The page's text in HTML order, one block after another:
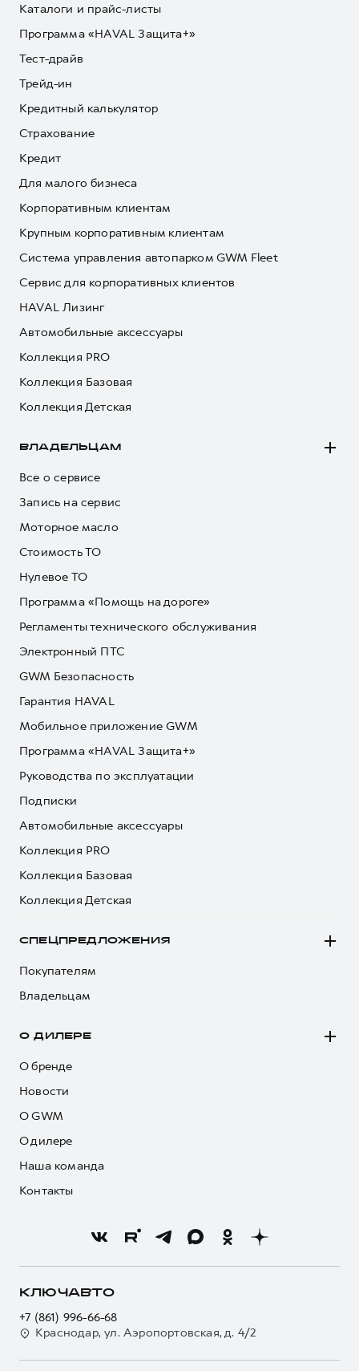
Каталоги и прайс-листы
Программа «HAVAL Защита+»
Тест-драйв
Трейд-ин
Кредитный калькулятор
Страхование
Кредит
Для малого бизнеса
Корпоративным клиентам
Крупным корпоративным клиентам
Система управления автопарком GWM Fleet
Сервис для корпоративных клиентов
HAVAL Лизинг
Автомобильные аксессуары
Коллекция PRO
Коллекция Базовая
Коллекция Детская
ВЛАДЕЛЬЦАМ
Все о сервисе
Запись на сервис
Моторное масло
Стоимость ТО
Нулевое ТО
Программа «Помощь на дороге»
Регламенты технического обслуживания
Электронный ПТС
GWM Безопасность
Гарантия HAVAL
Мобильное приложение GWM
Программа «HAVAL Защита+»
Руководства по эксплуатации
Подписки
Автомобильные аксессуары
Коллекция PRO
Коллекция Базовая
Коллекция Детская
СПЕЦПРЕДЛОЖЕНИЯ
Покупателям
Владельцам
О ДИЛЕРЕ
О бренде
Новости
О GWM
О дилере
Наша команда
Контакты
КЛЮЧАВТО
+7 (861) 996-66-68
Краснодар, ул. Аэропортовская, д. 4/2